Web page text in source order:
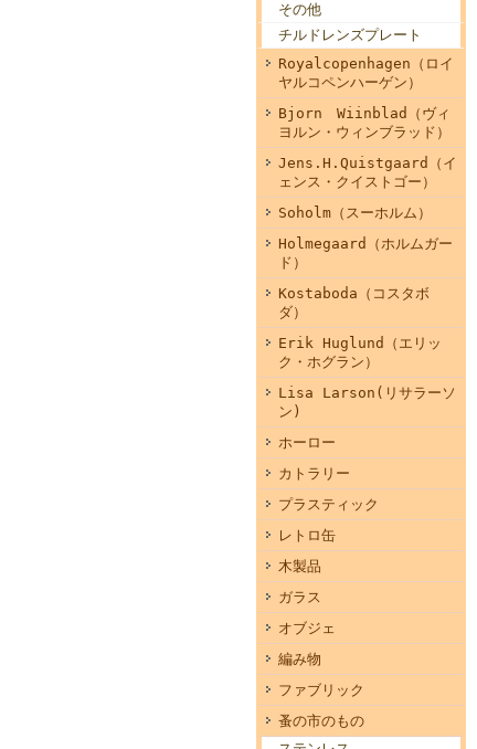
その他
チルドレンズプレート
Royalcopenhagen（ロイ
ヤルコペンハーゲン）
Bjorn Wiinblad（ヴィ
ヨルン・ウィンブラッド）
Jens.H.Quistgaard（イ
ェンス・クイストゴー）
Soholm（スーホルム）
Holmegaard（ホルムガー
ド）
Kostaboda（コスタボ
ダ）
Erik Huglund（エリッ
ク・ホグラン）
Lisa Larson(リサラーソ
ン)
ホーロー
カトラリー
プラスティック
レトロ缶
木製品
ガラス
オブジェ
編み物
ファブリック
蚤の市のもの